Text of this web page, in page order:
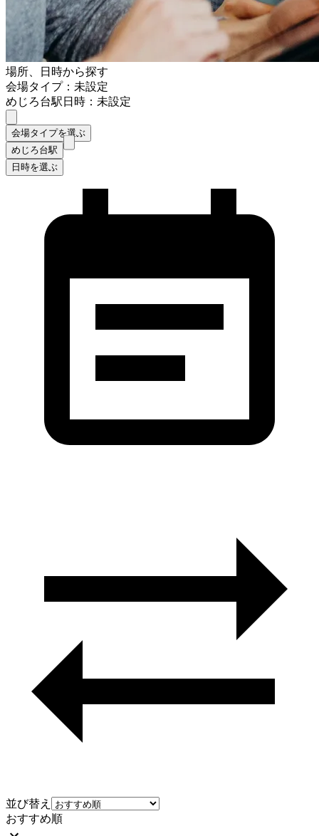
場所、日時から探す
会場タイプ：未設定
めじろ台駅日時：未設定
会場タイプを選ぶ
めじろ台駅
日時を選ぶ
並び替え
おすすめ順